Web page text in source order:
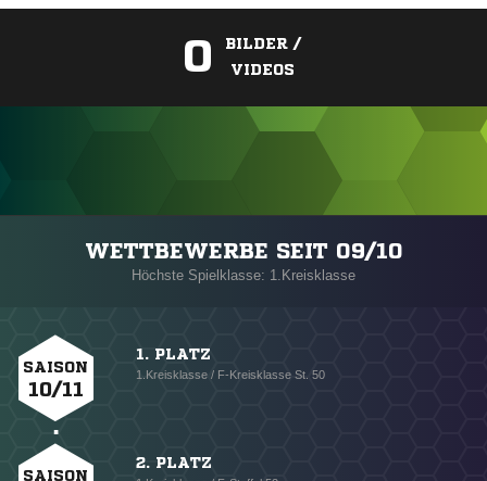
0
BILDER /
VIDEOS
WETTBEWERBE SEIT 09/10
Höchste Spielklasse: 1.Kreisklasse
SAISON
10/11
1. PLATZ
1.Kreisklasse / F-Kreisklasse St. 50
SAISON
2. PLATZ